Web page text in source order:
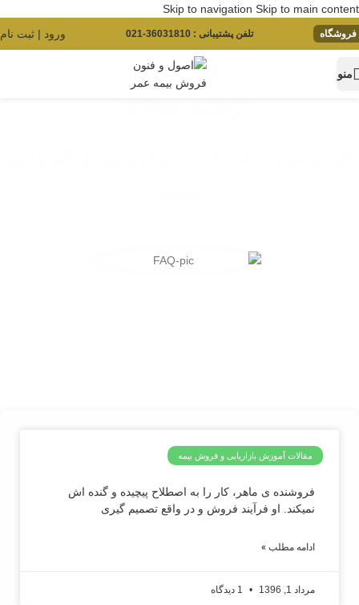
Skip to navigation Skip to main content
فروشگاه تلفن پشتیبانی : 36031810-021 ورود | ثبت نام
منو
مقالات آموزش بازاریابی و فروش بیمه
من یک مشاور هستم
فروشنده ی ماهر، کار را به اصطلاح پیچیده و گنده اش
نمیکند. او فرآیند فروش و در واقع تصمیم گیری
ادامه مطلب »
مرداد 1, 1396